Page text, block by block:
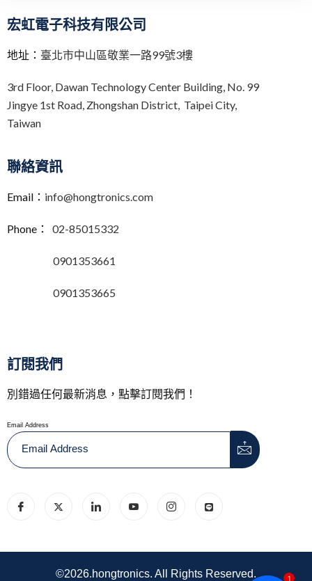
宏虹電子科技有限公司
地址： 臺北市中山區敬業一路99號3樓
3rd Floor, Dawan Technology Center Building, No. 99
Jingye 1st Road, Zhongshan District, Taipei City,
Taiwan
聯絡資訊
Email： info@hongtronics.com
Phone： 02-85015332
0901353661
0901353665
訂閱我們
別錯過任何最新消息，點擊訂閱我們！
Email Address
©2026.hongtronics. All Rights Reserved. 1